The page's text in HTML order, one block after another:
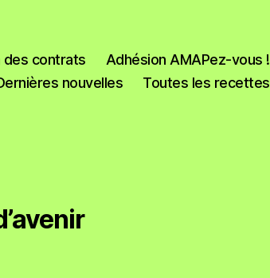
des contrats
Adhésion AMAPez-vous !
nouvelles
Toutes les recettes